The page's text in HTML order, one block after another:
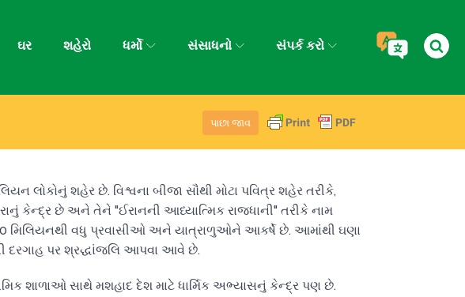
ઘર શહેરો ધર્મો સંસાધનો સંપર્ક કરો
પાછા જાવ
લોકોનું શહેર છે. વિશ્વના બીજા સૌથી મોટા પવિત્ર શહેર તરીકે,
કેન્દ્ર છે અને તેને "ઈરાનની આધ્યાત્મિક રાજધાની" તરીકે નામ
મિલિયનથી વધુ પ્રવાસીઓ અને યાત્રાળુઓને આકર્ષે છે. આમાંથી ઘણા
દરગાહ પર શ્રદ્ધાંજલિ આપવા આવે છે.
શાળાઓ સાથે મશહાદ દેશ માટે ધાર્મિક અભ્યાસનું કેન્દ્ર પણ છે.